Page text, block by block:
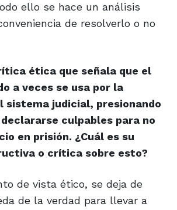
ello se hace un análisis
de resolverlo o no
ética que señala que el
a veces se usa por la
sistema judicial, presionando
culpables para no
en prisión. ¿Cuál es su
o crítica sobre esto?
de vista ético, se deja de
de la verdad para llevar a